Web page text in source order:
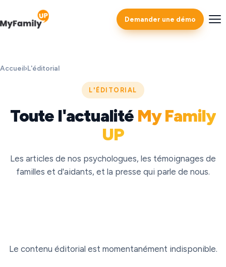
Demander une démo
Accueil›L'éditorial
L'ÉDITORIAL
Toute l'actualité My Family
UP
Les articles de nos psychologues, les témoignages de
familles et d'aidants, et la presse qui parle de nous.
Le contenu éditorial est momentanément indisponible.